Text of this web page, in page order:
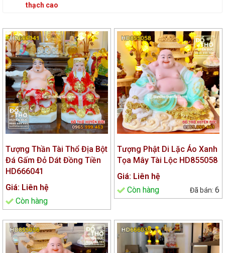
thạch cao
Tượng Thần Tài Thổ Địa Bột
Đá Gấm Đỏ Dát Đồng Tiền
HD666041
Giá: Liên hệ
Còn hàng
Tượng Phật Di Lặc Áo Xanh
Tọa Mây Tài Lộc HD855058
Giá: Liên hệ
Còn hàng
6